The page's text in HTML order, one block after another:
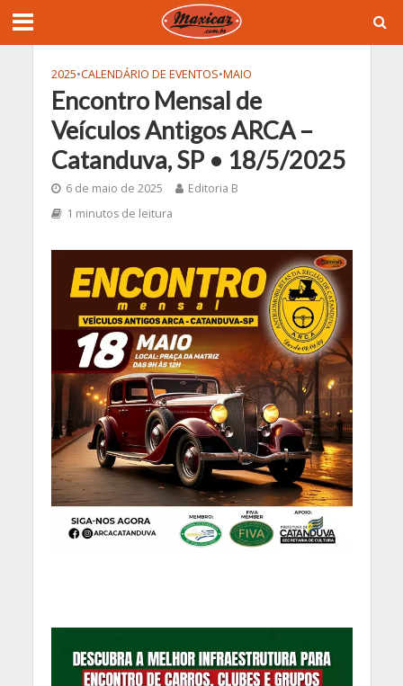
2025•CALENDÁRIO DE EVENTOS•MAIO
Encontro Mensal de
Veículos Antigos ARCA –
Catanduva, SP • 18/5/2025
6 de maio de 2025
Editoria B
1 minutos de leitura